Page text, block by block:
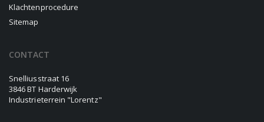
Klachtenprocedure
Sitemap
CONTACT
Snelliusstraat 16
3846 BT Harderwijk
Industrieterrein "Lorentz"